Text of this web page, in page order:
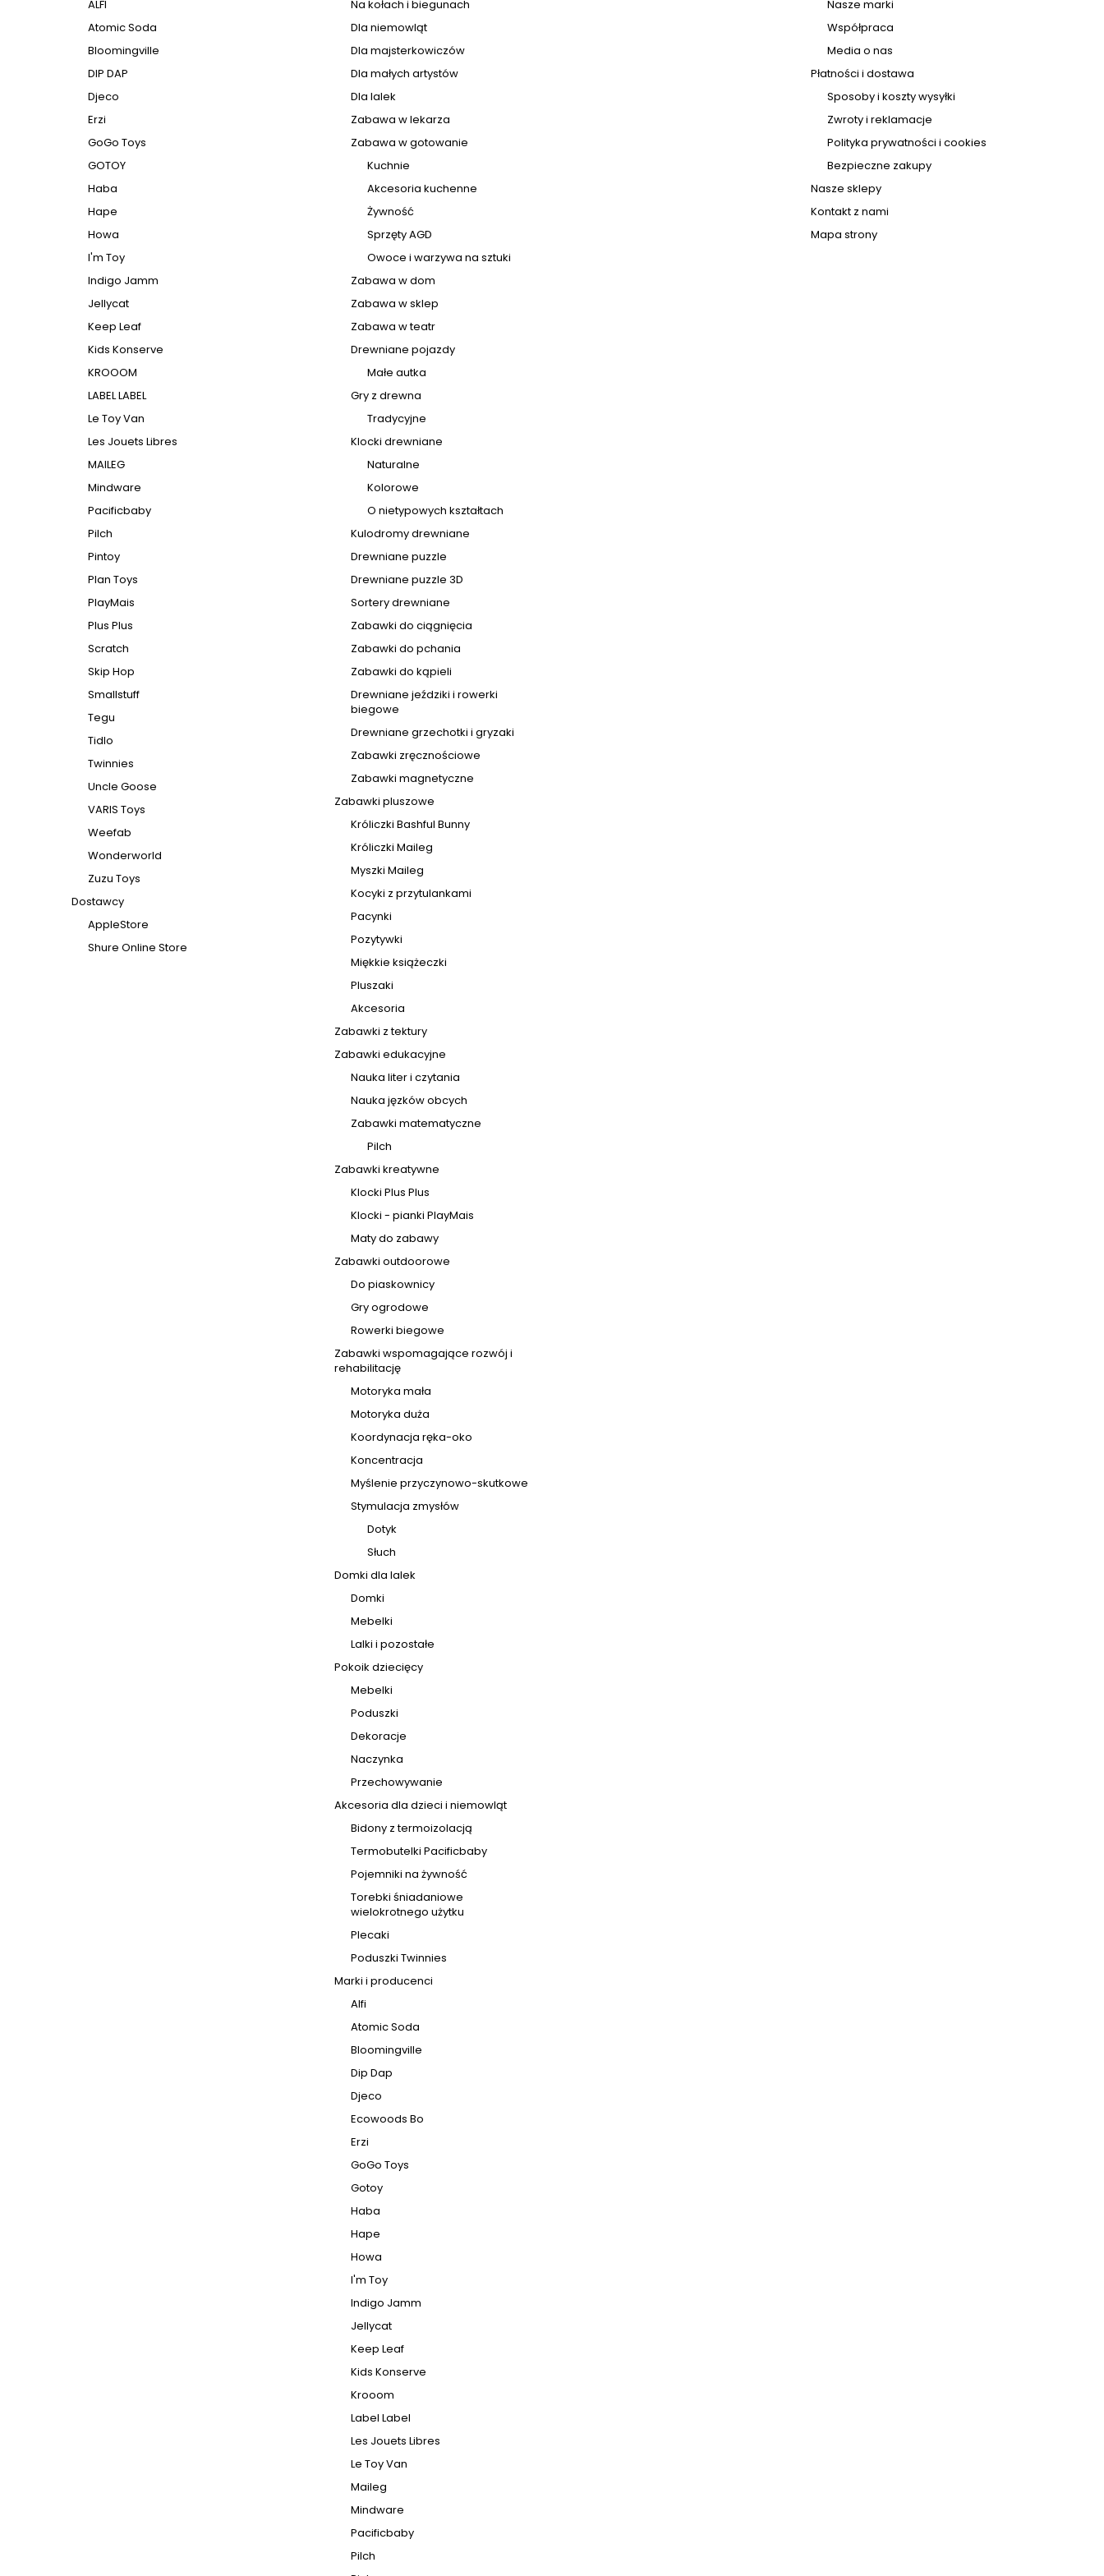
ALFI
Atomic Soda
Bloomingville
DIP DAP
Djeco
Erzi
GoGo Toys
GOTOY
Haba
Hape
Howa
I'm Toy
Indigo Jamm
Jellycat
Keep Leaf
Kids Konserve
KROOOM
LABEL LABEL
Le Toy Van
Les Jouets Libres
MAILEG
Mindware
Pacificbaby
Pilch
Pintoy
Plan Toys
PlayMais
Plus Plus
Scratch
Skip Hop
Smallstuff
Tegu
Tidlo
Twinnies
Uncle Goose
VARIS Toys
Weefab
Wonderworld
Zuzu Toys
Dostawcy
AppleStore
Shure Online Store
Na kołach i biegunach
Dla niemowląt
Dla majsterkowiczów
Dla małych artystów
Dla lalek
Zabawa w lekarza
Zabawa w gotowanie
Kuchnie
Akcesoria kuchenne
Żywność
Sprzęty AGD
Owoce i warzywa na sztuki
Zabawa w dom
Zabawa w sklep
Zabawa w teatr
Drewniane pojazdy
Małe autka
Gry z drewna
Tradycyjne
Klocki drewniane
Naturalne
Kolorowe
O nietypowych kształtach
Kulodromy drewniane
Drewniane puzzle
Drewniane puzzle 3D
Sortery drewniane
Zabawki do ciągnięcia
Zabawki do pchania
Zabawki do kąpieli
Drewniane jeździki i rowerki
biegowe
Drewniane grzechotki i gryzaki
Zabawki zręcznościowe
Zabawki magnetyczne
Zabawki pluszowe
Króliczki Bashful Bunny
Króliczki Maileg
Myszki Maileg
Kocyki z przytulankami
Pacynki
Pozytywki
Miękkie książeczki
Pluszaki
Akcesoria
Zabawki z tektury
Zabawki edukacyjne
Nauka liter i czytania
Nauka jęzków obcych
Zabawki matematyczne
Pilch
Zabawki kreatywne
Klocki Plus Plus
Klocki - pianki PlayMais
Maty do zabawy
Zabawki outdoorowe
Do piaskownicy
Gry ogrodowe
Rowerki biegowe
Zabawki wspomagające rozwój i
rehabilitację
Motoryka mała
Motoryka duża
Koordynacja ręka-oko
Koncentracja
Myślenie przyczynowo-skutkowe
Stymulacja zmysłów
Dotyk
Słuch
Domki dla lalek
Domki
Mebelki
Lalki i pozostałe
Pokoik dziecięcy
Mebelki
Poduszki
Dekoracje
Naczynka
Przechowywanie
Akcesoria dla dzieci i niemowląt
Bidony z termoizolacją
Termobutelki Pacificbaby
Pojemniki na żywność
Torebki śniadaniowe
wielokrotnego użytku
Plecaki
Poduszki Twinnies
Marki i producenci
Alfi
Atomic Soda
Bloomingville
Dip Dap
Djeco
Ecowoods Bo
Erzi
GoGo Toys
Gotoy
Haba
Hape
Howa
I'm Toy
Indigo Jamm
Jellycat
Keep Leaf
Kids Konserve
Krooom
Label Label
Les Jouets Libres
Le Toy Van
Maileg
Mindware
Pacificbaby
Pilch
Nasze marki
Współpraca
Media o nas
Płatności i dostawa
Sposoby i koszty wysyłki
Zwroty i reklamacje
Polityka prywatności i cookies
Bezpieczne zakupy
Nasze sklepy
Kontakt z nami
Mapa strony